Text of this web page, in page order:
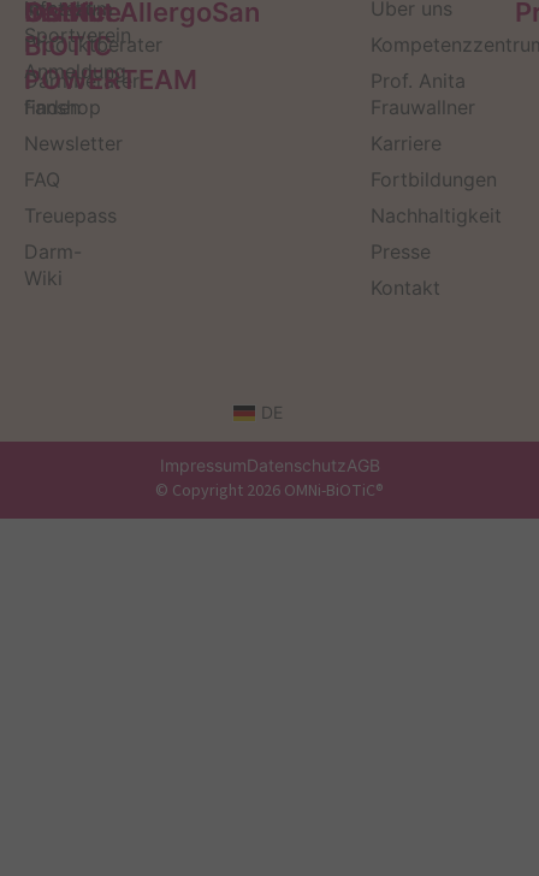
Service
Kontakt
Produktberater
Darmberater
finden
Newsletter
FAQ
Treuepass
Darm-
Wiki
OMNi-
BiOTiC
POWERTEAM
Infos zum
Sportverein
Anmeldung
Fanshop
Institut AllergoSan
Über uns
Prof. Anita
Frauwallner
Karriere
Fortbildungen
Nachhaltigkeit
Presse
Kontakt
DE
ImpressumDatenschutzAGB
© Copyright 2026 OMNi-BiOTiC®